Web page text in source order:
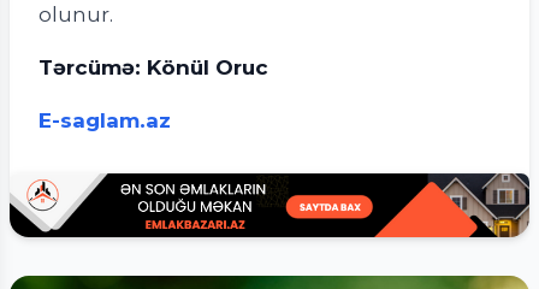
olunur.
Tərcümə: Könül Oruc
E-saglam.az